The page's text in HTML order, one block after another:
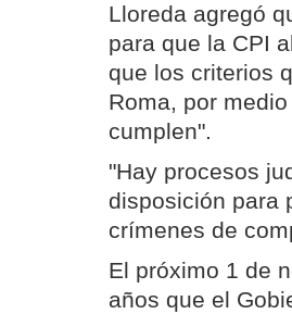
Lloreda agregó
para que la CPI
que los criterios
Roma, por
cumplen".
"Hay procesos
disposición para
crímenes de
El próximo 1 de
años que el